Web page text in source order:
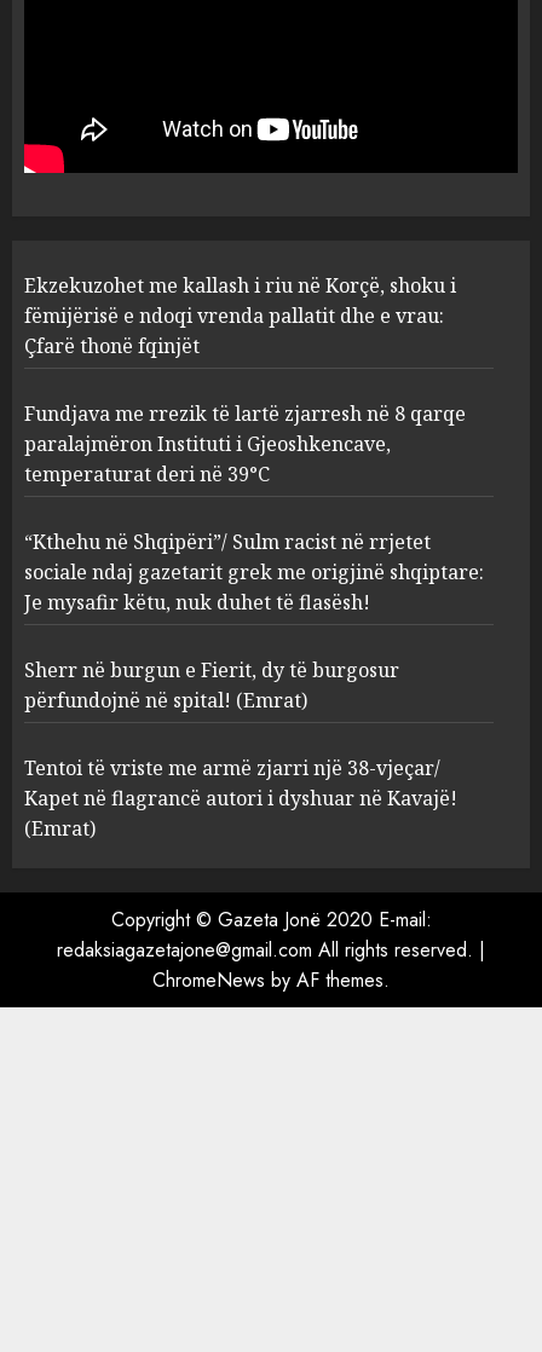
2
paralajmëron Instituti i
Gjeoshkencave, temperaturat
deri në 39°C
3
racist në rrjetet sociale ndaj
gazetarit grek me origjinë
nuk duhet të flasësh!
Sherr në burgun e Fierit, dy të
burgosur përfundojnë në
AUGUST 8, 2026
zjarri një 38-vjeçar/ Kapet në
flagrancë autori i dyshuar në
Kavajë! (Emrat)
Ekzekuzohet me kallash i riu në Korçë, shoku i
fëmijërisë e ndoqi vrenda pallatit dhe e vrau:
Çfarë thonë fqinjët
Fundjava me rrezik të lartë zjarresh në 8 qarqe
paralajmëron Instituti i Gjeoshkencave,
temperaturat deri në 39°C
“Kthehu në Shqipëri”/ Sulm racist në rrjetet
sociale ndaj gazetarit grek me origjinë shqiptare:
Je mysafir këtu, nuk duhet të flasësh!
Sherr në burgun e Fierit, dy të burgosur
përfundojnë në spital! (Emrat)
Tentoi të vriste me armë zjarri një 38-vjeçar/
Kapet në flagrancë autori i dyshuar në Kavajë!
(Emrat)
Copyright © Gazeta Jonë 2020 E-mail:
redaksiagazetajone@gmail.com All rights reserved. |
ChromeNews by AF themes.